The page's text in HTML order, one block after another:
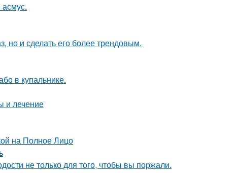
но и сделать его более трендовым.
в купальнике.
и лечение
на Полное Лицо
не только для того, чтобы вы поржали.